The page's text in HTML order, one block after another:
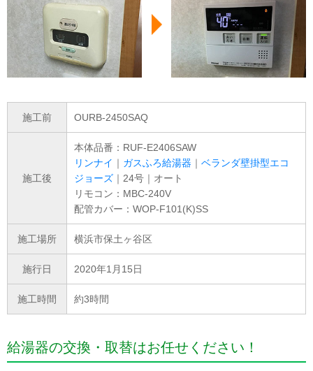
施工前 OURB-2450SAQ
施工後
本体品番：RUF-E2406SAW
リンナイ ｜ ガスふろ給湯器 ｜ ベランダ壁掛型エコ
ジョーズ ｜24号｜オート
リモコン：MBC-240V
配管カバー：WOP-F101(K)SS
施工場所 横浜市保土ヶ谷区
施行日 2020年1月15日
施工時間 約3時間
給湯器の交換・取替はお任せください！